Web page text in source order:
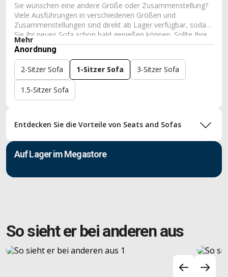
Sie wünschen eine andere Größe oder Zusammenstellung?
Viele Ausführungen in verschiedenen Größen und
Zusammenstellungen sind direkt ab Lager verfügbar, sodass
Sie Ihr neues Sofa schon bald genießen können. Sollte Ihre
Wunschkombination nicht dabei sein, fertigen wir Ihr Sofa
individuell nach Maß. So erhalten Sie ganz einfach ein Sofa,
das perfekt zu Ihrem Wohnraum, Ihren Wünschen und Ihrem
Sitzkomfort passt.
Mehr
Anordnung
2-Sitzer Sofa 1-Sitzer Sofa 3-Sitzer Sofa
1.5-Sitzer Sofa
Entdecken Sie die Vorteile von Seats and Sofas
Auf Lager im Megastore
So sieht er bei anderen aus